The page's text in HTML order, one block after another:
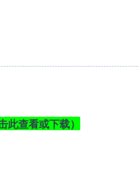
此查看或下载）